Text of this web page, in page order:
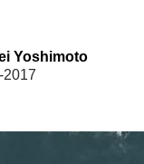
Yoshimoto
2017